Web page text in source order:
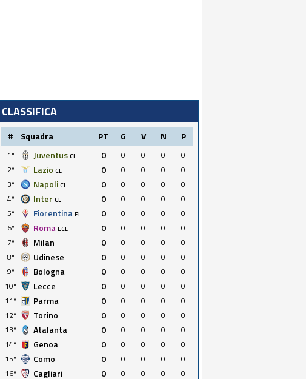
CLASSIFICA
# Squadra PT G V N P
1º Juventus CL 0 0 0 0
0
2º
Lazio CL 0 0 0 0
0
3º
Napoli CL 0 0 0 0
0
4º
Inter CL 0 0 0 0
0
5º
Fiorentina EL 0 0 0 0
0
6º
Roma ECL 0 0 0 0
0
7º
Milan 0 0 0 0
0
8º
Udinese 0 0 0 0
0
9º
Bologna 0 0 0 0
0
10º
Lecce 0 0 0 0
0
11º
Parma 0 0 0 0
0
12º
Torino 0 0 0 0
0
13º
Atalanta 0 0 0 0
0
14º
Genoa 0 0 0 0
0
15º
Como 0 0 0 0
0
16º
Cagliari 0 0 0 0 0